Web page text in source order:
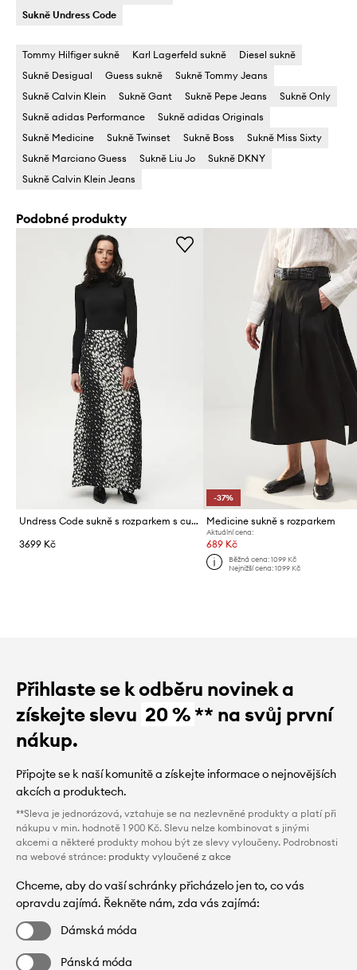
Sukně Undress Code
Tommy Hilfiger sukně Karl Lagerfeld sukně
Diesel sukně
Sukně Desigual
Guess sukně
Sukně Tommy Jeans
Sukně Calvin Klein
Sukně Gant Sukně Pepe Jeans
Sukně Only
Sukně adidas Performance
Sukně adidas Originals
Sukně Medicine
Sukně Twinset Sukně Boss
Sukně Miss Sixty
Sukně Marciano Guess
Sukně Liu Jo
Sukně DKNY
Sukně Calvin Klein Jeans
Podobné produkty
Undress Code sukně s rozparkem s cupro Mary Jane
3699 Kč
-37%
Medicine sukně s rozparkem
Aktuální cena:
689 Kč
Běžná cena: 1099 Kč
Nejnižší cena: 1099 Kč
Přihlaste se k odběru novinek a
získejte slevu 20 %** na svůj první
nákup.
Připojte se k naší komunitě a získejte informace o nejnovějších
akcích a produktech.
**Sleva je jednorázová, vztahuje se na nezlevněné produkty a platí při
nákupu v min. hodnotě 1 900 Kč. Slevu nelze kombinovat s jinými
akcemi a některé produkty mohou být ze slevy vyloučeny. Podrobnosti
na webové stránce: produkty vyloučené z akce
Chceme, aby do vaší schránky přicházelo jen to, co vás
opravdu zajímá. Řekněte nám, zda vás zajímá:
Dámská móda
Pánská móda